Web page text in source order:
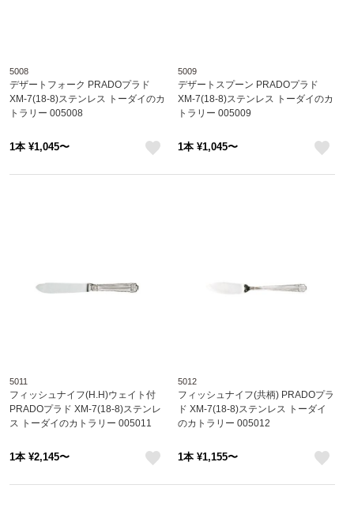
5008
デザートフォーク PRADOプラド
XM-7(18-8)ステンレス トーダイのカ
トラリー 005008
1本 ¥1,045〜
5009
デザートスプーン PRADOプラド
XM-7(18-8)ステンレス トーダイのカ
トラリー 005009
1本 ¥1,045〜
5011
フィッシュナイフ(H.H)ウェイト付
PRADOプラド XM-7(18-8)ステンレ
ス トーダイのカトラリー 005011
1本 ¥2,145〜
5012
フィッシュナイフ(共柄) PRADOプラ
ド XM-7(18-8)ステンレス トーダイ
のカトラリー 005012
1本 ¥1,155〜